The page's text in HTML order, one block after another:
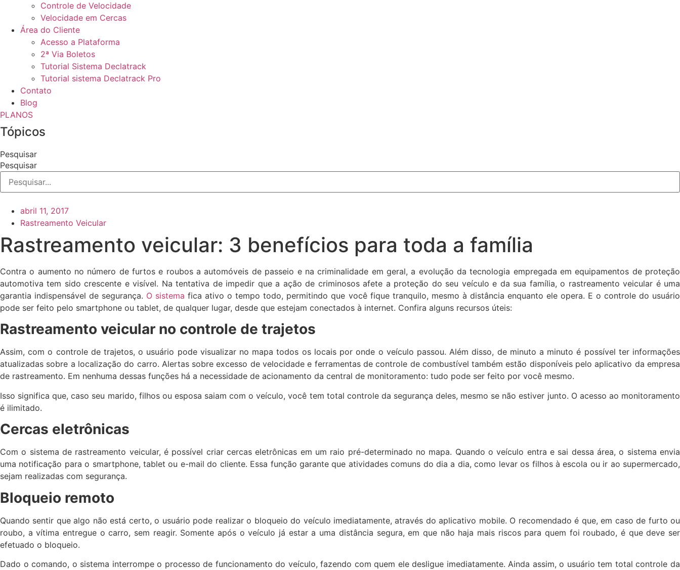
Controle de Velocidade
Velocidade em Cercas
Área do Cliente
Acesso a Plataforma
2ª Via Boletos
Tutorial Sistema Declatrack
Tutorial sistema Declatrack Pro
Contato
Blog
PLANOS
Tópicos
Pesquisar
Pesquisar
abril 11, 2017
Rastreamento Veicular
Rastreamento veicular: 3 benefícios para toda a família
Contra o aumento no número de furtos e roubos a automóveis de passeio e na criminalidade em geral, a evolução da tecnologia empregada em equipamentos de proteção
automotiva tem sido crescente e visível. Na tentativa de impedir que a ação de criminosos afete a proteção do seu veículo e da sua família, o rastreamento veicular é uma
garantia indispensável de segurança. O sistema fica ativo o tempo todo, permitindo que você fique tranquilo, mesmo à distância enquanto ele opera. E o controle do usuário
pode ser feito pelo smartphone ou tablet, de qualquer lugar, desde que estejam conectados à internet. Confira alguns recursos úteis:
Rastreamento veicular no controle de trajetos
Assim, com o controle de trajetos, o usuário pode visualizar no mapa todos os locais por onde o veículo passou. Além disso, de minuto a minuto é possível ter informações
atualizadas sobre a localização do carro. Alertas sobre excesso de velocidade e ferramentas de controle de combustível também estão disponíveis pelo aplicativo da empresa
de rastreamento. Em nenhuma dessas funções há a necessidade de acionamento da central de monitoramento: tudo pode ser feito por você mesmo.
Isso significa que, caso seu marido, filhos ou esposa saiam com o veículo, você tem total controle da segurança deles, mesmo se não estiver junto. O acesso ao monitoramento
é ilimitado.
Cercas eletrônicas
Com o sistema de rastreamento veicular, é possível criar cercas eletrônicas em um raio pré-determinado no mapa. Quando o veículo entra e sai dessa área, o sistema envia
uma notificação para o smartphone, tablet ou e-mail do cliente. Essa função garante que atividades comuns do dia a dia, como levar os filhos à escola ou ir ao supermercado,
sejam realizadas com segurança.
Bloqueio remoto
Quando sentir que algo não está certo, o usuário pode realizar o bloqueio do veículo imediatamente, através do aplicativo mobile. O recomendado é que, em caso de furto ou
roubo, a vítima entregue o carro, sem reagir. Somente após o veículo já estar a uma distância segura, em que não haja mais riscos para quem foi roubado, é que deve ser
efetuado o bloqueio.
Dado o comando, o sistema interrompe o processo de funcionamento do veículo, fazendo com quem ele desligue imediatamente. Ainda assim, o usuário tem total controle da